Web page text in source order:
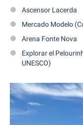
Ascensor Lacerda
Mercado Modelo
Arena Fonte Nova
Explorar el
UNESCO)